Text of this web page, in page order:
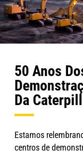
50 Anos
Da
Estamos
centros de